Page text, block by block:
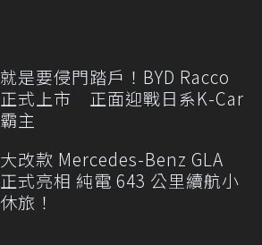
就是要侵門踏戶！BYD Racco
正式上市 正面迎戰日系K-Car
霸主
大改款 Mercedes-Benz GLA
正式亮相 純電 643 公里續航小
休旅！